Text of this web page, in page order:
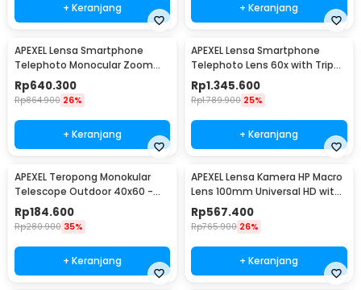
+ Keranjang + Keranjang
APEXEL Lensa Smartphone
Telephoto Monocular Zoom
36X with Tripod - APL-
JS36XJJ020
Rp640.300
Rp864.900 26%
+ Keranjang
APEXEL Lensa Smartphone
Telephoto Lens 60x with Tripod
- APL-60XFR50
Rp1.345.600
Rp1.789.900 25%
+ Keranjang
APEXEL Teropong Monokular
Telescope Outdoor 40x60 -
APS-40X60DTZJ
Rp184.600
Rp280.900 35%
+ Keranjang
APEXEL Lensa Kamera HP Macro
Lens 100mm Universal HD with
Clip - APL-HB100U
Rp567.400
Rp765.900 26%
+ Keranjang